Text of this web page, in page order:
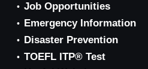
Job Opportunities
Emergency Information
Disaster Prevention
TOEFL ITP® Test